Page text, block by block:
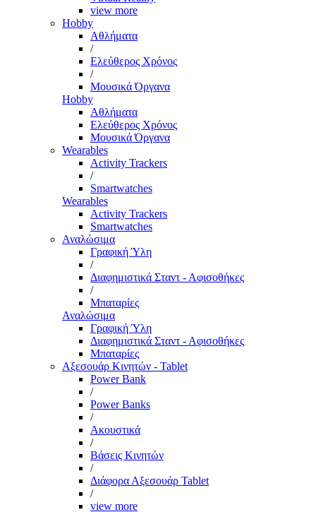
view more
Hobby
Αθλήματα
/
Ελεύθερος Χρόνος
/
Μουσικά Όργανα
Hobby
Αθλήματα
Ελεύθερος Χρόνος
Μουσικά Όργανα
Wearables
Activity Trackers
/
Smartwatches
Wearables
Activity Trackers
Smartwatches
Αναλώσιμα
Γραφική Ύλη
/
Διαφημιστικά Σταντ - Αφισοθήκες
/
Μπαταρίες
Αναλώσιμα
Γραφική Ύλη
Διαφημιστικά Σταντ - Αφισοθήκες
Μπαταρίες
Αξεσουάρ Κινητών - Tablet
Power Bank
/
Power Banks
/
Ακουστικά
/
Βάσεις Κινητών
/
Διάφορα Αξεσουάρ Tablet
/
view more